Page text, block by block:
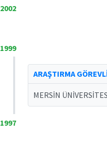
2002
1999
ARAŞTIRMA
MERSİN
1997